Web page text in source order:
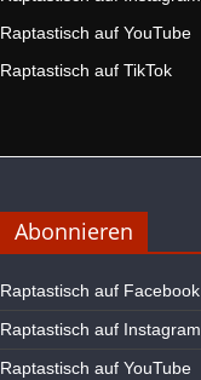
Raptastisch auf YouTube
Raptastisch auf TikTok
Abonnieren
Raptastisch auf Facebook
Raptastisch auf Instagram
Raptastisch auf YouTube